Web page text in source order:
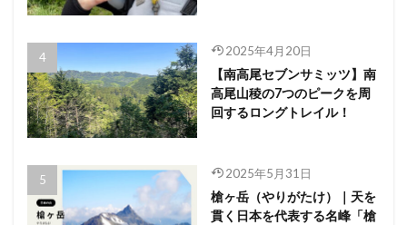
2025年4月20日
【南高尾セブンサミッツ】南
高尾山稜の7つのピークを周
回するロングトレイル！
2025年5月31日
槍ヶ岳（やりがたけ）｜天を
貫く日本を代表する名峰「槍